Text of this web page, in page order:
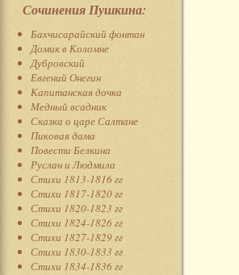
Сочинения Пушкина:
Бахчисарайский фонтан
Домик в Коломне
Дубровский
Евгений Онегин
Капитанская дочка
Медный всадник
Сказка о царе Салтане
Пиковая дама
Повести Белкина
Руслан и Людмила
Стихи 1813-1816 гг
Стихи 1817-1820 гг
Стихи 1820-1823 гг
Стихи 1824-1826 гг
Стихи 1827-1829 гг
Стихи 1830-1833 гг
Стихи 1834-1836 гг